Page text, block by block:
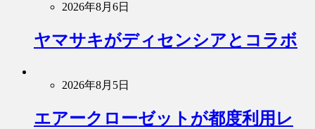
2026年8月6日
ヤマサキがディセンシアとコラボ
2026年8月5日
エアークローゼットが都度利用レ